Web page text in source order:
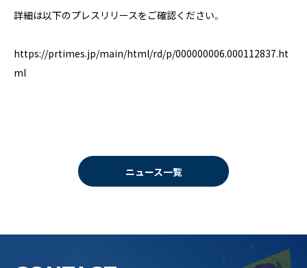
詳細は以下のプレスリリースをご確認ください。
https://prtimes.jp/main/html/rd/p/000000006.000112837.ht
ml
ニュース一覧